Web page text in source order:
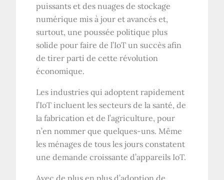
puissants et des nuages ​​de stockage
numérique mis à jour et avancés et,
surtout, une poussée politique plus
solide pour faire de l’IoT un succès afin
de tirer parti de cette révolution
économique.
Les industries qui adoptent rapidement
l’IoT incluent les secteurs de la santé, de
la fabrication et de l’agriculture, pour
n’en nommer que quelques-uns. Même
les ménages de tous les jours constatent
une demande croissante d’appareils IoT.
Avec de plus en plus d’adoption de